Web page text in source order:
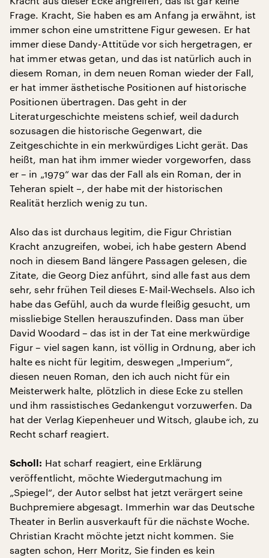
Frage. Kracht, Sie haben es am Anfang ja erwähnt, ist
immer schon eine umstrittene Figur gewesen. Er hat
immer diese Dandy-Attitüde vor sich hergetragen, er
hat immer etwas getan, und das ist natürlich auch in
diesem Roman, in dem neuen Roman wieder der Fall,
er hat immer ästhetische Positionen auf historische
Positionen übertragen. Das geht in der
Literaturgeschichte meistens schief, weil dadurch
sozusagen die historische Gegenwart, die
Zeitgeschichte in ein merkwürdiges Licht gerät. Das
heißt, man hat ihm immer wieder vorgeworfen, dass
er – in „1979“ war das der Fall als ein Roman, der in
Teheran spielt –, der habe mit der historischen
Realität herzlich wenig zu tun.
Also das ist durchaus legitim, die Figur Christian
Kracht anzugreifen, wobei, ich habe gestern Abend
noch in diesem Band längere Passagen gelesen, die
Zitate, die Georg Diez anführt, sind alle fast aus dem
sehr, sehr frühen Teil dieses E-Mail-Wechsels. Also ich
habe das Gefühl, auch da wurde fleißig gesucht, um
missliebige Stellen herauszufinden. Dass man über
David Woodard – das ist in der Tat eine merkwürdige
Figur – viel sagen kann, ist völlig in Ordnung, aber ich
halte es nicht für legitim, deswegen „Imperium“,
diesen neuen Roman, den ich auch nicht für ein
Meisterwerk halte, plötzlich in diese Ecke zu stellen
und ihm rassistisches Gedankengut vorzuwerfen. Da
hat der Verlag Kiepenheuer und Witsch, glaube ich, zu
Recht scharf reagiert.
Scholl: Hat scharf reagiert, eine Erklärung
veröffentlicht, möchte Wiedergutmachung im
„Spiegel“, der Autor selbst hat jetzt verärgert seine
Buchpremiere abgesagt. Immerhin war das Deutsche
Theater in Berlin ausverkauft für die nächste Woche.
Christian Kracht möchte jetzt nicht kommen. Sie
sagten schon, Herr Moritz, Sie finden es kein